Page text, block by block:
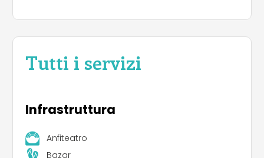
Tutti i servizi
Infrastruttura
Anfiteatro
Bazar